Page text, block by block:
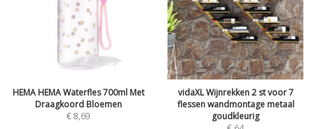
HEMA HEMA Waterfles 700ml Met
Draagkoord Bloemen
€8,69
vidaXL Wijnrekken 2 st voor 7
flessen wandmontage metaal
goudkleurig